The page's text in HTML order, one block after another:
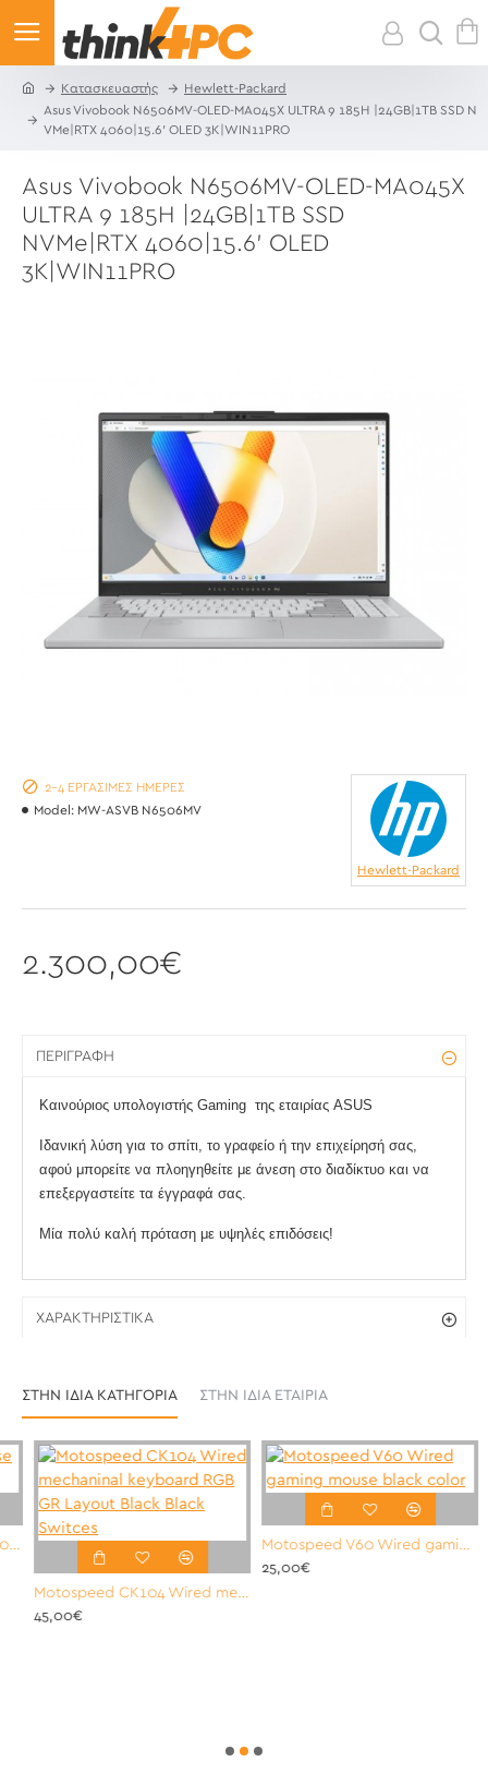
Κατασκευαστής
Hewlett-Packard
Asus Vivobook N6506MV-OLED-MA045X ULTRA 9 185H |24GB|1TB SSD N
VMe|RTX 4060|15.6' OLED 3K|WIN11PRO
Asus Vivobook N6506MV-OLED-MA045X
ULTRA 9 185H |24GB|1TB SSD
NVMe|RTX 4060|15.6' OLED
3K|WIN11PRO
2-4 ΕΡΓΆΣΙΜΕΣ ΗΜΈΡΕΣ
Model: MW-ASVB N6506MV
Hewlett-Packard
2.300,00€
ΠΕΡΙΓΡΑΦΉ
Καινούριος υπολογιστής Gaming της εταιρίας ASUS
Ιδανική λύση για το σπίτι, το γραφείο ή την επιχείρησή σας,
αφού μπορείτε να πλοηγηθείτε με άνεση στο διαδίκτυο και να
επεξεργαστείτε τα έγγραφά σας.
Μία πολύ καλή πρόταση με υψηλές επιδόσεις!
ΧΑΡΑΚΤΗΡΙΣΤΙΚΆ
ΣΤΗΝ ΊΔΙΑ ΚΑΤΗΓΟΡΊΑ ΣΤΗΝ ΊΔΙΑ ΕΤΑΙΡΊΑ
G102 Lightsync Black
Motospeed CK104 Wired mechaninal keyboard RGB GR Layout Black Black Switces
45,00€
Motospeed V60 Wired gaming mouse black color
25,00€